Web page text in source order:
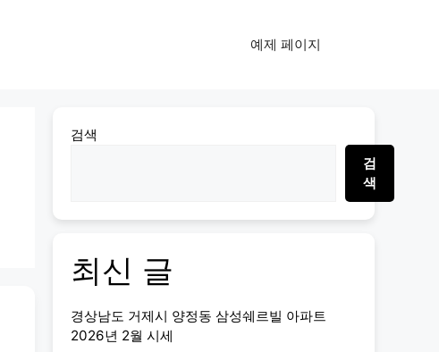
예제 페이지
검색
검
색
최신 글
경상남도 거제시 양정동 삼성쉐르빌 아파트
2026년 2월 시세